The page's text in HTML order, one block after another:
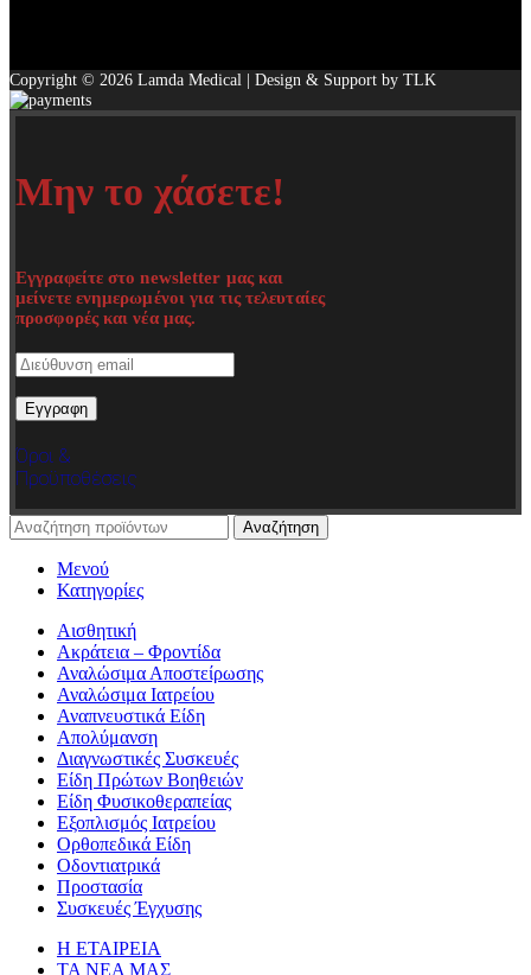
Copyright © 2026 Lamda Medical | Design & Support by TLK
Μην το χάσετε!
Εγγραφείτε στο newsletter μας και
μείνετε ενημερωμένοι για τις τελευταίες
προσφορές και νέα μας.
Όροι &
Προϋποθέσεις
Αναζήτηση
Μενού
Κατηγορίες
Αισθητική
Ακράτεια – Φροντίδα
Αναλώσιμα Αποστείρωσης
Αναλώσιμα Ιατρείου
Αναπνευστικά Είδη
Απολύμανση
Διαγνωστικές Συσκευές
Είδη Πρώτων Βοηθειών
Είδη Φυσικοθεραπείας
Εξοπλισμός Ιατρείου
Ορθοπεδικά Είδη
Οδοντιατρικά
Προστασία
Συσκευές Έγχυσης
Η ΕΤΑΙΡΕΙΑ
ΤΑ ΝΕΑ ΜΑΣ